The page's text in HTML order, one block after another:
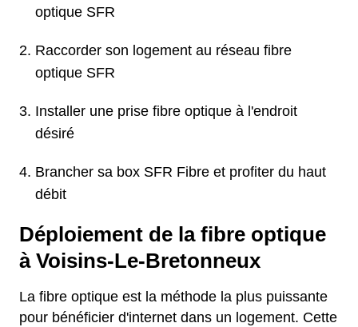
optique SFR
Raccorder son logement au réseau fibre
optique SFR
Installer une prise fibre optique à l'endroit
désiré
Brancher sa box SFR Fibre et profiter du haut
débit
Déploiement de la fibre optique
à Voisins-Le-Bretonneux
La fibre optique est la méthode la plus puissante
pour bénéficier d'internet dans un logement. Cette